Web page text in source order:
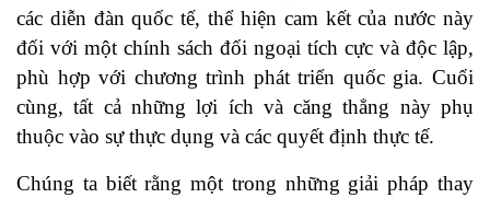
các diễn đàn quốc tế, thể hiện cam kết của nước này
đối với một chính sách đối ngoại tích cực và độc lập,
phù hợp với chương trình phát triển quốc gia. Cuối
cùng, tất cả những lợi ích và căng thẳng này phụ
thuộc vào sự thực dụng và các quyết định thực tế.
Chúng ta biết rằng một trong những giải pháp thay